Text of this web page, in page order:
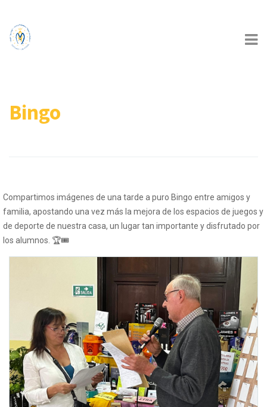
Bingo
Compartimos imágenes de una tarde a puro Bingo entre amigos y
familia, apostando una vez más la mejora de los espacios de juegos y
de deporte de nuestra casa, un lugar tan importante y disfrutado por
los alumnos. 🏆🎟️